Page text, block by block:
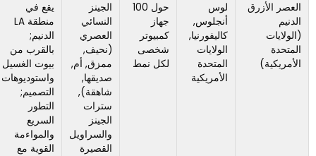
لوس
أنجلوس,
كاليفورنيا,
الولايات
المتحدة
حول 100
جهاز
كمبيوتر
شخصى
لكل نمط
الجينز
النسائي
العصري
(نحيف,
ممزق, أم,
يقع في
منطقة LA
الدنيم;
بالقرب من
بيوت الغسيل
واستوديوهات
التصميم;
التطور
السريع
والمواءمة
القوية مع
عادة ما
يعني الإنتاج
في الولايات
المتحدة
تكاليف
وحدة أعلى
من التصنيع
الآسيوي.